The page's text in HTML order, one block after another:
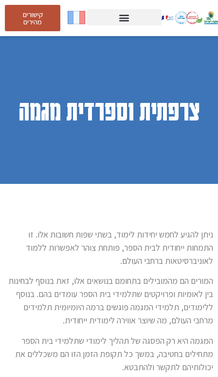
קישורים
מהירים
צרפתית וספרדית מגמה
ניתן להגיע לחמש יחידות לימוד, בשתי שפות חשובות אלו. זו
התמחות ייחודית לבית הספר, פותחת צוהר לאפשרות ללמוד
לאוניברסיטאות ברחבי העולם.
המורים הם מהמובילים בתחומם בנושאים אלו, זאת בנוסף לבחינות
בין לאומיות ופרויקטים שתלמידי בית הספר עומדים בהם. בנוסף
ללימודים, תלמידי המגמה פוגשים ברמה היומיומית תלמידים
מרחבי העולם, מה שיוצר אווירה לימודית ייחודית.
המגמה היא רק הפסגה של תהליך לימודי שתלמידי בית הספר
מתחילים בחטיבה, במשך כל תקופת הזמן הזו הם משכללים את
יכולותיהם לתקשר ולהתבטא.